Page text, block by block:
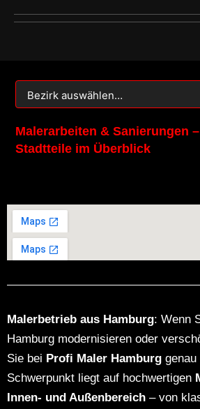
b
o
a
g
Malerarbeiten & Sanierungen
Stadtteile im Überblick
Malerbetrieb aus Hamburg: Wenn
Hamburg modernisieren oder
Sie bei Profi Maler Hamburg
Schwerpunkt liegt auf hochwertigen
Innen- und Außenbereich – von